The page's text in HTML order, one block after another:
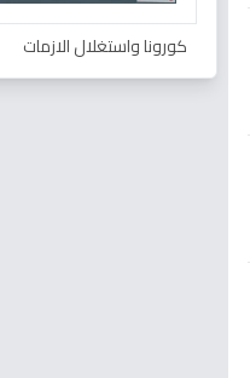
كورونا واستغلال الازمات